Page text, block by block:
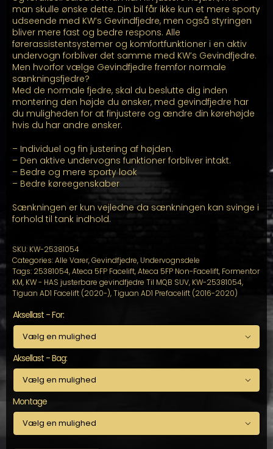
man skulle ønske dette. Din bil får ikke kun et mere sporty
udseende med KW’s Gevindfjedre, men også styringen
bliver mere fast og bedre respons. Alle
førerassistentsystemer og komfortfunktioner i en aktiv
undervogn forbliver det samme med KW’s Gevindfjedre.
Men hvorfor vælge Gevindfjedre fremfor normale
sænkningsfjedre?
Med de normale fjedre, skal du beslutte dig inden
montering den højde du ønsker, med gevindfjedre har
du muligheden for at finjustere og ændre din kørehøjde
hvis du har andre ønsker.
– Individuel og fin justering af højden.
– Den aktive undervogns funktioner forbliver intakt.
– Bedre og mere sporty look
– Bedre køreegenskaber
Sænkningen er kun vejledne da sænkningen kan svinge i
forhold til tank indhold.
SKU: KW-25381054
Categories:Alle Varer,Gevindfjedre, Undervognsdele
Tags: 25381054,Ateca 5FP Facelift,Ateca 5FP Non-Facelift, Formentor
KM, KW - HAS justerbare gevindfjedre Til MQB SUV, KW-25381054,
Tiguan AD1 Facelift (2020-),Tiguan AD1 Prefacelift (2016-2020)
Aksellast - For:

Aksellast - Bag:

Montage
